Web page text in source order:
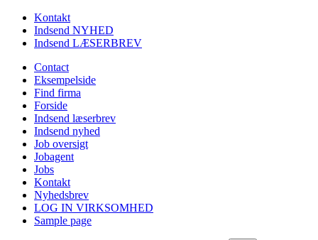
Kontakt
Indsend NYHED
Indsend LÆSERBREV
Contact
Eksempelside
Find firma
Forside
Indsend læserbrev
Indsend nyhed
Job oversigt
Jobagent
Jobs
Kontakt
Nyhedsbrev
LOG IN VIRKSOMHED
Sample page